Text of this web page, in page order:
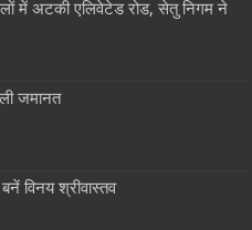
में अटकी एलिवेटेड रोड, सेतु निगम ने
जमानत
विनय श्रीवास्तव